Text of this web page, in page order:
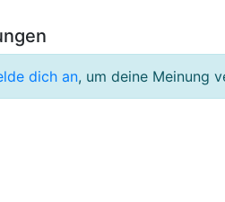
dich an, um deine Meinung